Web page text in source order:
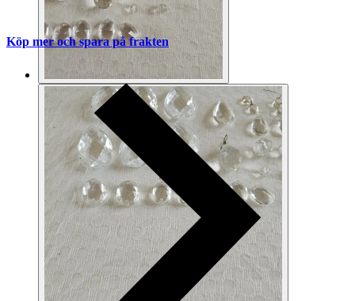
Köp mer och spara på frakten